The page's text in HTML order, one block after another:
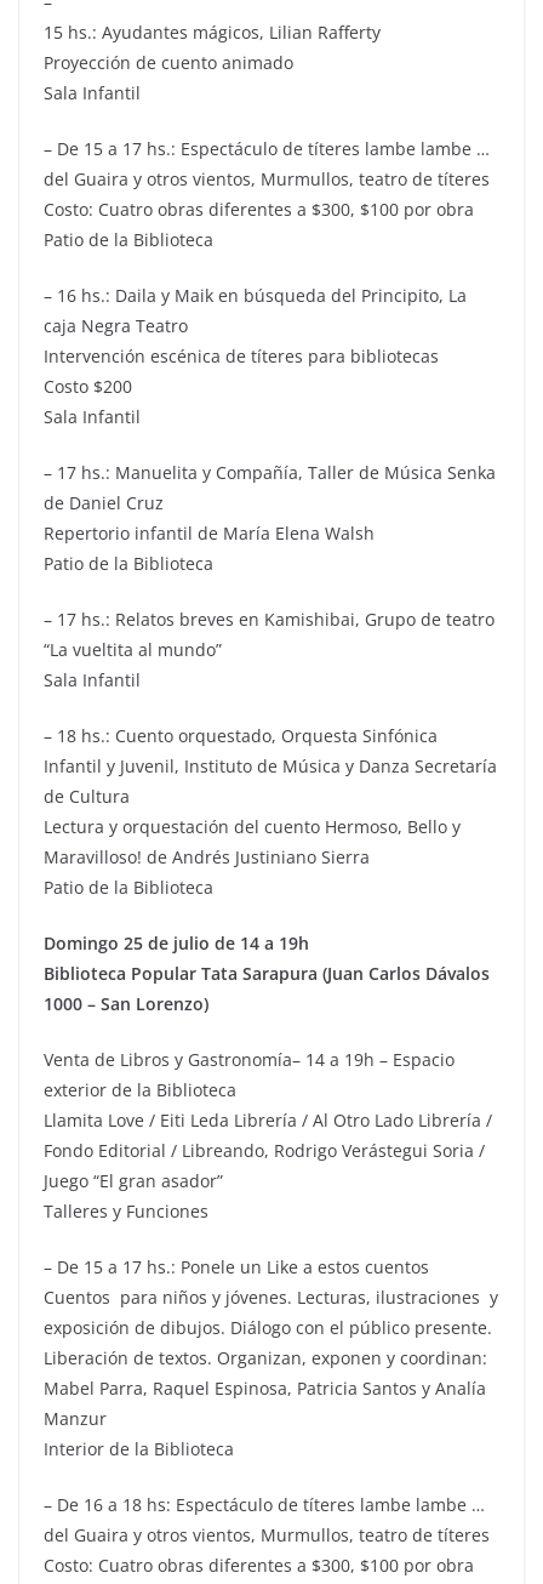
15 hs.: Ayudantes mágicos, Lilian Rafferty
Proyección de cuento animado
Sala Infantil
– De 15 a 17 hs.: Espectáculo de títeres lambe lambe …
del Guaira y otros vientos, Murmullos, teatro de títeres
Costo: Cuatro obras diferentes a $300, $100 por obra
Patio de la Biblioteca
– 16 hs.: Daila y Maik en búsqueda del Principito, La
caja Negra Teatro
Intervención escénica de títeres para bibliotecas
Costo $200
Sala Infantil
– 17 hs.: Manuelita y Compañía, Taller de Música Senka
de Daniel Cruz
Repertorio infantil de María Elena Walsh
Patio de la Biblioteca
– 17 hs.: Relatos breves en Kamishibai, Grupo de teatro
“La vueltita al mundo”
Sala Infantil
– 18 hs.: Cuento orquestado, Orquesta Sinfónica
Infantil y Juvenil, Instituto de Música y Danza Secretaría
de Cultura
Lectura y orquestación del cuento Hermoso, Bello y
Maravilloso! de Andrés Justiniano Sierra
Patio de la Biblioteca
Domingo 25 de julio de 14 a 19h
Biblioteca Popular Tata Sarapura (Juan Carlos Dávalos
1000 – San Lorenzo)
Venta de Libros y Gastronomía– 14 a 19h – Espacio
exterior de la Biblioteca
Llamita Love / Eiti Leda Librería / Al Otro Lado Librería /
Fondo Editorial / Libreando, Rodrigo Verástegui Soria /
Juego “El gran asador”
Talleres y Funciones
– De 15 a 17 hs.: Ponele un Like a estos cuentos
Cuentos para niños y jóvenes. Lecturas, ilustraciones y
exposición de dibujos. Diálogo con el público presente.
Liberación de textos. Organizan, exponen y coordinan:
Mabel Parra, Raquel Espinosa, Patricia Santos y Analía
Manzur
Interior de la Biblioteca
– De 16 a 18 hs: Espectáculo de títeres lambe lambe …
del Guaira y otros vientos, Murmullos, teatro de títeres
Costo: Cuatro obras diferentes a $300, $100 por obra